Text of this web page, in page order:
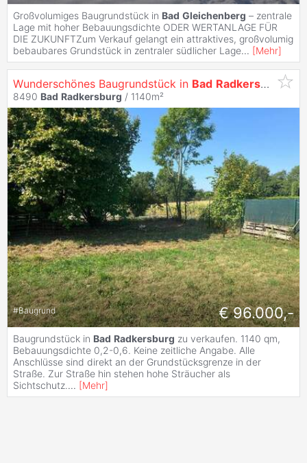
Großvolumiges Baugrundstück in Bad Gleichenberg – zentrale
Lage mit hoher Bebauungsdichte ODER WERTANLAGE FÜR
DIE ZUKUNFTZum Verkauf gelangt ein attraktives, großvolumig
bebaubares Grundstück in zentraler südlicher Lage... [Mehr]
Wunderschönes Baugrundstück in Bad Radkersburg
8490 Bad Radkersburg / 1140m²
#Baugrund € 96.000,-
Baugrundstück in Bad Radkersburg zu verkaufen. 1140 qm,
Bebauungsdichte 0,2-0,6. Keine zeitliche Angabe. Alle
Anschlüsse sind direkt an der Grundstücksgrenze in der
Straße. Zur Straße hin stehen hohe Sträucher als
Sichtschutz.... [Mehr]